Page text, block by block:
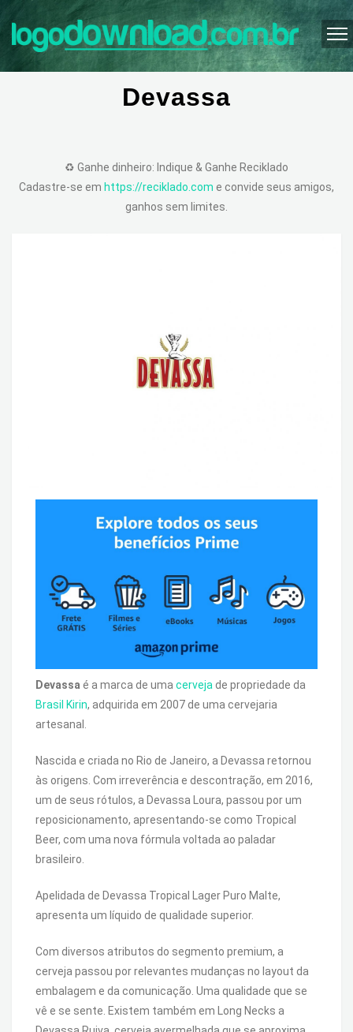
Devassa
♻️ Ganhe dinheiro: Indique & Ganhe Reciklado
Cadastre-se em https://reciklado.com e convide seus amigos,
ganhos sem limites.
Devassa é a marca de uma cerveja de propriedade da
Brasil Kirin, adquirida em 2007 de uma cervejaria
artesanal.
Nascida e criada no Rio de Janeiro, a Devassa retornou
às origens. Com irreverência e descontração, em 2016,
um de seus rótulos, a Devassa Loura, passou por um
reposicionamento, apresentando-se como Tropical
Beer, com uma nova fórmula voltada ao paladar
brasileiro.
Apelidada de Devassa Tropical Lager Puro Malte,
apresenta um líquido de qualidade superior.
Com diversos atributos do segmento premium, a
cerveja passou por relevantes mudanças no layout da
embalagem e da comunicação. Uma qualidade que se
vê e se sente. Existem também em Long Necks a